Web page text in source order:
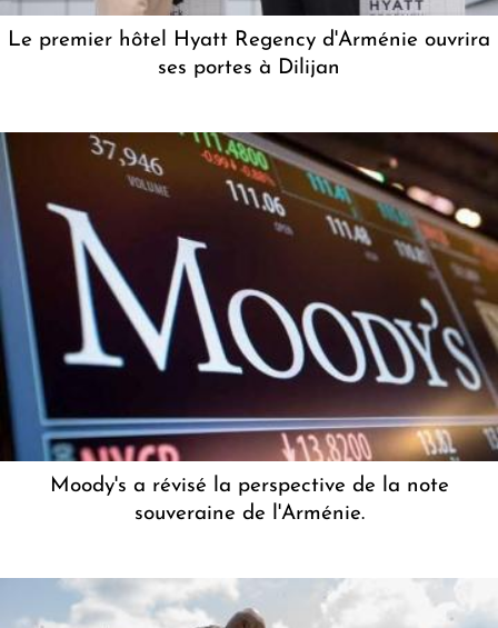
Le premier hôtel Hyatt Regency d'Arménie ouvrira
ses portes à Dilijan
Moody's a révisé la perspective de la note
souveraine de l'Arménie.